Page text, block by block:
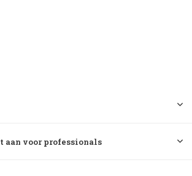
aan voor professionals